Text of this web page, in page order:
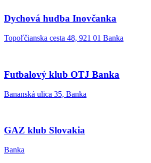
Dychová hudba Inovčanka
Topoľčianska cesta 48, 921 01 Banka
Futbalový klub OTJ Banka
Bananská ulica 35, Banka
GAZ klub Slovakia
Banka